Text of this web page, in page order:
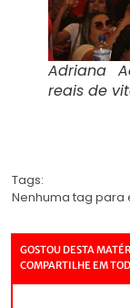
Adriana
reais de
Tags:
Nenhuma tag para
GOSTOU DESTA
COMPARTILHE EM